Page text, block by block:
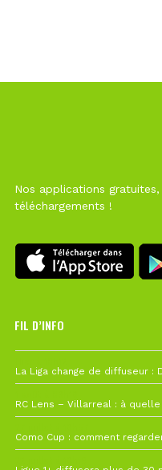
Nos applications
téléchargements !
FIL D’INFO